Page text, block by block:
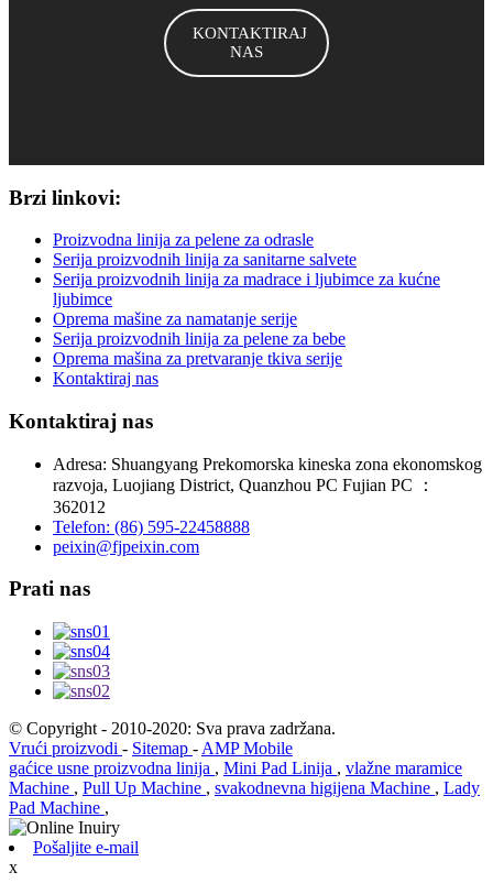
KONTAKTIRAJ
NAS
Brzi linkovi:
Proizvodna linija za pelene za odrasle
Serija proizvodnih linija za sanitarne salvete
Serija proizvodnih linija za madrace i ljubimce za kućne
ljubimce
Oprema mašine za namatanje serije
Serija proizvodnih linija za pelene za bebe
Oprema mašina za pretvaranje tkiva serije
Kontaktiraj nas
Kontaktiraj nas
Adresa: Shuangyang Prekomorska kineska zona ekonomskog
razvoja, Luojiang District, Quanzhou PC Fujian PC ：
362012
Telefon: (86) 595-22458888
peixin@fjpeixin.com
Prati nas
© Copyright - 2010-2020: Sva prava zadržana.
Vrući proizvodi - Sitemap - AMP Mobile
gaćice usne proizvodna linija , Mini Pad Linija , vlažne maramice
Machine , Pull Up Machine , svakodnevna higijena Machine , Lady
Pad Machine ,
Pošaljite e-mail
x